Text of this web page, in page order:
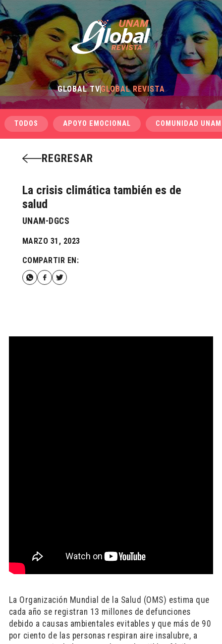
GLOBAL TVGLOBAL REVISTA
TODOS APOYO EMOCIONAL COMUNIDAD UNAM
REGRESAR
La crisis climática también es de
salud
UNAM-DGCS
MARZO 31, 2023
COMPARTIR EN:
La Organización Mundial de la Salud (OMS) estima que
cada año se registran 13 millones de defunciones
debido a causas ambientales evitables y que más de 90
por ciento de las personas respiran aire insalubre, a